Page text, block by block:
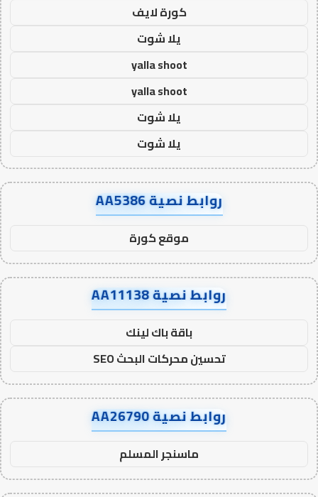
كورة لايف
يلا شوت
yalla shoot
yalla shoot
يلا شوت
يلا شوت
روابط نصية AA5386
موقع كورة
روابط نصية AA11138
باقة باك لينك
تحسين محركات البحث SEO
روابط نصية AA26790
ماسنجر المسلم